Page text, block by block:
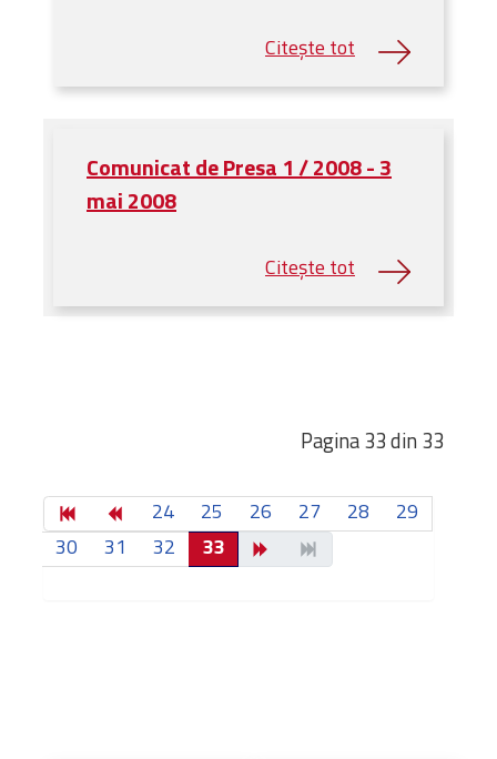
Comunicat de Presa 1 / 2008 - 3
mai 2008
Pagina 33 din 33
24 25 26 27 28
29
30
31 32 33